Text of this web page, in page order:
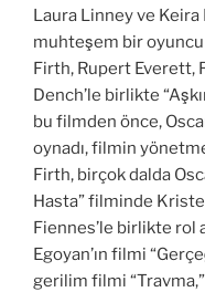
Laura Linney ve
muhteşem bir oyuncu
Firth, Rupert Everett,
Dench’le birlikte
bu filmden önce,
oynadı, filmin
Firth, birçok dalda
Hasta” filminde
Fiennes’le birlikte rol
Egoyan’ın filmi
gerilim filmi “Travma,”